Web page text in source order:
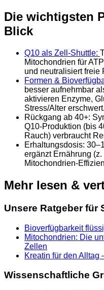
Die wichtigsten
Blick
Q10 als Zell-Shuttle:
Mitochondrien für
und neutralisiert freie
Formen &
besser aufnehmbar
aktivieren Enzyme,
Stress/Alter erschwert.
Rückgang ab 40+:
Q10-Produktion (bis
Rauch) verbraucht
Erhaltungsdosis:
ergänzt Ernährung
Mitochondrien-
Mehr lesen &
Unsere Ratgeber für
Bioverfügbarkeit
Mitochondrien: Die
Zellen
Kreatin für den Alltag
Wissenschaftliche